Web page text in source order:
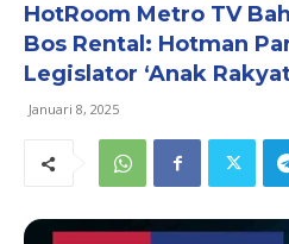
HotRoom Metro TV
Bos Rental: Hotman
Legislator ‘Anak
Januari 8, 2025